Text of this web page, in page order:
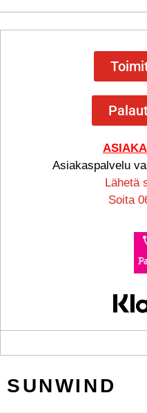
Asiakaspalvelu
Lähetä
Soita
SUNWIND